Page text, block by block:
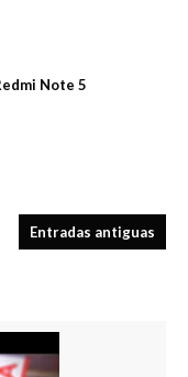
Note 5
Entradas antiguas